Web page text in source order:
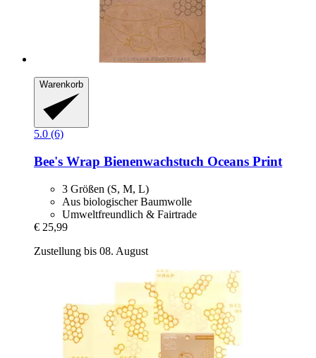
Warenkorb
5.0 (6)
Bee's Wrap Bienenwachstuch Oceans Print
3 Größen (S, M, L)
Aus biologischer Baumwolle
Umweltfreundlich & Fairtrade
€ 25,99
Zustellung bis 08. August